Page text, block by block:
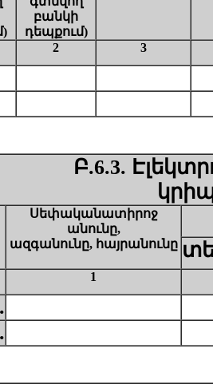
բանկի
դեպքում)
2 3
Բ.6.3.
Սեփականատիրոջ
անունը,
ազգանունը, հայրանունը
1